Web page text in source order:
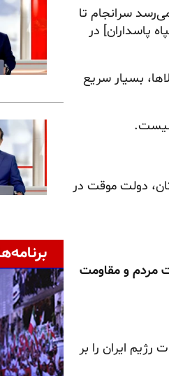
سرانجام تا
پاسداران] در
بسیار سریع
نیست.
دولت موقت در
مردم و مقاومت
ایران را بر